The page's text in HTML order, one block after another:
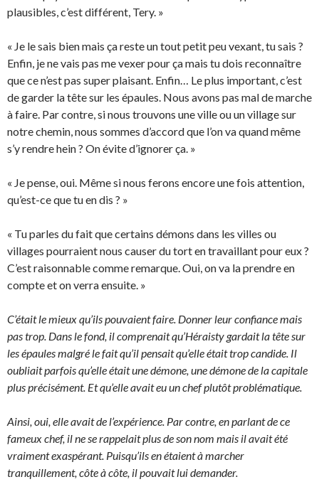
plausibles, c’est différent, Tery. »
« Je le sais bien mais ça reste un tout petit peu vexant, tu sais ?
Enfin, je ne vais pas me vexer pour ça mais tu dois reconnaître
que ce n’est pas super plaisant. Enfin… Le plus important, c’est
de garder la tête sur les épaules. Nous avons pas mal de marche
à faire. Par contre, si nous trouvons une ville ou un village sur
notre chemin, nous sommes d’accord que l’on va quand même
s’y rendre hein ? On évite d’ignorer ça. »
« Je pense, oui. Même si nous ferons encore une fois attention,
qu’est-ce que tu en dis ? »
« Tu parles du fait que certains démons dans les villes ou
villages pourraient nous causer du tort en travaillant pour eux ?
C’est raisonnable comme remarque. Oui, on va la prendre en
compte et on verra ensuite. »
C’était le mieux qu’ils pouvaient faire. Donner leur confiance mais
pas trop. Dans le fond, il comprenait qu’Héraisty gardait la tête sur
les épaules malgré le fait qu’il pensait qu’elle était trop candide. Il
oubliait parfois qu’elle était une démone, une démone de la capitale
plus précisément. Et qu’elle avait eu un chef plutôt problématique.
Ainsi, oui, elle avait de l’expérience. Par contre, en parlant de ce
fameux chef, il ne se rappelait plus de son nom mais il avait été
vraiment exaspérant. Puisqu’ils en étaient à marcher
tranquillement, côte à côte, il pouvait lui demander.